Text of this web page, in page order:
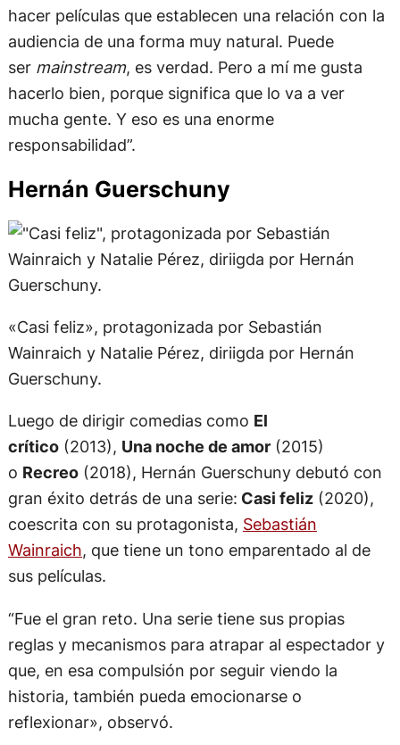
audiencia de una forma muy natural. Puede
sermainstream, es verdad. Pero a mí me gusta
hacerlo bien, porque significa que lo va a ver
mucha gente. Y eso es una enorme
responsabilidad”.
Hernán Guerschuny
«Casi feliz», protagonizada por Sebastián
Wainraich y Natalie Pérez, diriigda por Hernán
Guerschuny.
Luego de dirigir comedias como
crítico (2013),Una noche de amor
oRecreo(2018), Hernán Guerschuny debutó con
gran éxito detrás de una serie:Casi feliz(2020),
coescrita con su protagonista,Sebastián
Wainraich , que tiene un tono emparentado al de
sus películas.
“Fue el gran reto. Una serie tiene sus propias
reglas y mecanismos para atrapar al espectador y
que, en esa compulsión por seguir viendo la
historia, también pueda emocionarse o
reflexionar», observó.
Al igual que Piñeyro y Burman, vio las ventajas del